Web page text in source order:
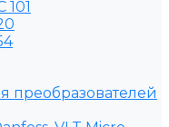
101
преобразователей